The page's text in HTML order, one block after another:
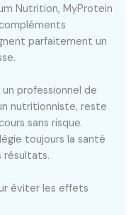
Nutrition, MyProtein
parfaitement un
professionnel de
nutritionniste, reste
sans risque.
toujours la santé
résultats.
éviter les effets